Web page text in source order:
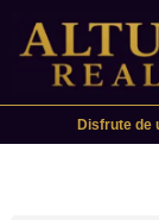
Disfrute de